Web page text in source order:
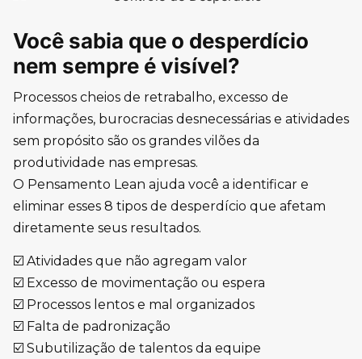
Você sabia que o desperdício
nem sempre é visível?
Processos cheios de retrabalho, excesso de
informações, burocracias desnecessárias e atividades
sem propósito são os grandes vilões da
produtividade nas empresas.
O Pensamento Lean ajuda você a identificar e
eliminar esses 8 tipos de desperdício que afetam
diretamente seus resultados.
☑️ Atividades que não agregam valor
☑️ Excesso de movimentação ou espera
☑️ Processos lentos e mal organizados
☑️ Falta de padronização
☑️ Subutilização de talentos da equipe